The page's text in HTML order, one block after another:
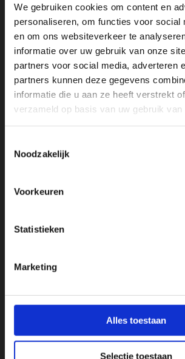
We gebruiken cookies om content en
personaliseren, om functies voor social
en om ons websiteverkeer te
informatie over uw gebruik van onze
partners voor social media, adverteren
partners kunnen deze gegevens
informatie die u aan ze heeft verstrekt
verzameld op basis van uw gebruik van
Noodzakelijk
Voorkeuren
Statistieken
Marketing
Alles toestaan
Selectie toestaan
Wil jij op de hoogte blijven op o.a het
nieuwe modellen, fiscale tips en leuke
onze nieuwsbrief en mis nooit de recente
gebied van RAM, Chevrolet en GMC Pick-
Email*
ActiveCampaign